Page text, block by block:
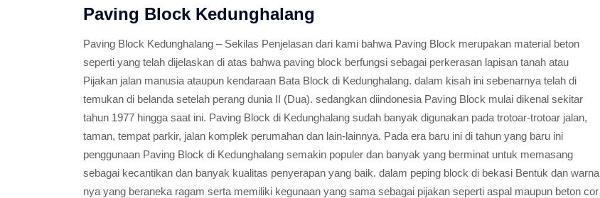
Paving Block Kedunghalang
Paving Block Kedunghalang – Sekilas Penjelasan dari kami bahwa Paving Block merupakan material beton
seperti yang telah dijelaskan di atas bahwa paving block berfungsi sebagai perkerasan lapisan tanah atau
Pijakan jalan manusia ataupun kendaraan Bata Block di Kedunghalang. dalam kisah ini sebenarnya telah di
temukan di belanda setelah perang dunia II (Dua). sedangkan diindonesia Paving Block mulai dikenal sekitar
tahun 1977 hingga saat ini. Paving Block di Kedunghalang sudah banyak digunakan pada trotoar-trotoar jalan,
taman, tempat parkir, jalan komplek perumahan dan lain-lainnya. Pada era baru ini di tahun yang baru ini
penggunaan Paving Block di Kedunghalang semakin populer dan banyak yang berminat untuk memasang
sebagai kecantikan dan banyak kualitas penyerapan yang baik. dalam peping block di bekasi Bentuk dan warna
nya yang beraneka ragam serta memiliki kegunaan yang sama sebagai pijakan seperti aspal maupun beton cor